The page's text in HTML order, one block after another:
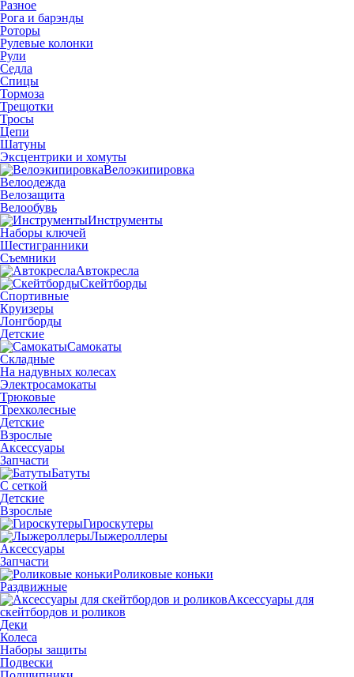
Разное
Рога и барэнды
Роторы
Рулевые колонки
Рули
Седла
Спицы
Тормоза
Трещотки
Тросы
Цепи
Шатуны
Эксцентрики и хомуты
Велоэкипировка
Велоодежда
Велозащита
Велообувь
Инструменты
Наборы ключей
Шестигранники
Съемники
Автокресла
Скейтборды
Спортивные
Круизеры
Лонгборды
Детские
Самокаты
Складные
На надувных колесах
Электросамокаты
Трюковые
Трехколесные
Детские
Взрослые
Аксессуары
Запчасти
Батуты
С сеткой
Детские
Взрослые
Гироскутеры
Лыжероллеры
Аксессуары
Запчасти
Роликовые коньки
Раздвижные
Аксессуары для
скейтбордов и роликов
Деки
Колеса
Наборы защиты
Подвески